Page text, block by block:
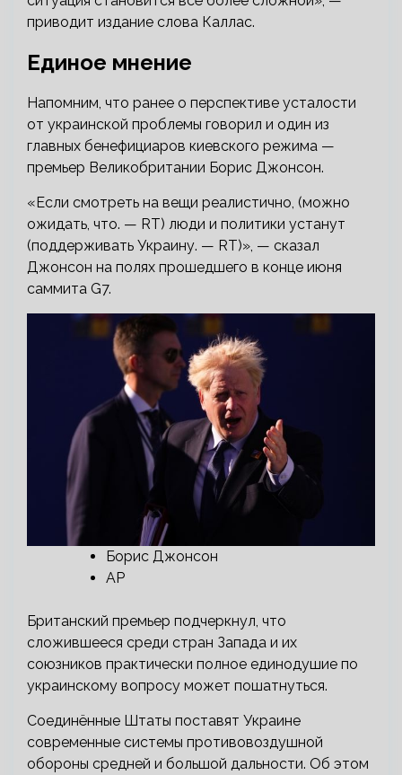
приводит издание слова Каллас.
Единое мнение
Напомним, что ранее о перспективе усталости
от украинской проблемы говорил и один из
главных бенефициаров киевского режима —
премьер Великобритании Борис Джонсон.
«Если смотреть на вещи реалистично, (можно
ожидать, что. — RT) люди и политики устанут
(поддерживать Украину. — RT)», — сказал
Джонсон на полях прошедшего в конце июня
саммита G7.
Борис Джонсон
AP
Британский премьер подчеркнул, что
сложившееся среди стран Запада и их
союзников практически полное единодушие по
украинскому вопросу может пошатнуться.
Соединённые Штаты поставят Украине
современные системы противовоздушной
обороны средней и большой дальности. Об этом